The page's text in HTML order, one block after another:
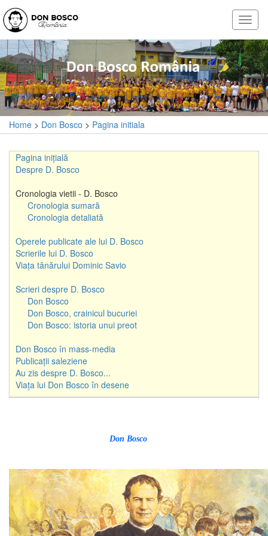
Home > Don Bosco > Pagina initiala
Pagina inițială
Despre D. Bosco
Cronologia vietii - D. Bosco
Cronologia sumară
Cronologia detaliată
Operele publicate ale lui D. Bosco
Scrierile lui D. Bosco
Viața tânărului Dominic Savio
Scrieri despre D. Bosco
Don Bosco
Don Bosco, crainicul bucuriei
Don Bosco: istoria unui preot
Don Bosco în mass-media
Publicații saleziene
Au zis despre D. Bosco...
Viața lui Don Bosco în desene
Don Bosco